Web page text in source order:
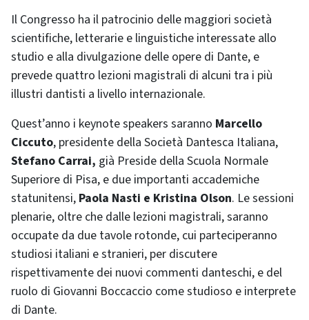
Il Congresso ha il patrocinio delle maggiori società
scientifiche, letterarie e linguistiche interessate allo
studio e alla divulgazione delle opere di Dante, e
prevede quattro lezioni magistrali di alcuni tra i più
illustri dantisti a livello internazionale.
Quest’anno i keynote speakers saranno Marcello
Ciccuto, presidente della Società Dantesca Italiana,
Stefano Carrai, già Preside della Scuola Normale
Superiore di Pisa, e due importanti accademiche
statunitensi, Paola Nasti e Kristina Olson. Le sessioni
plenarie, oltre che dalle lezioni magistrali, saranno
occupate da due tavole rotonde, cui parteciperanno
studiosi italiani e stranieri, per discutere
rispettivamente dei nuovi commenti danteschi, e del
ruolo di Giovanni Boccaccio come studioso e interprete
di Dante.